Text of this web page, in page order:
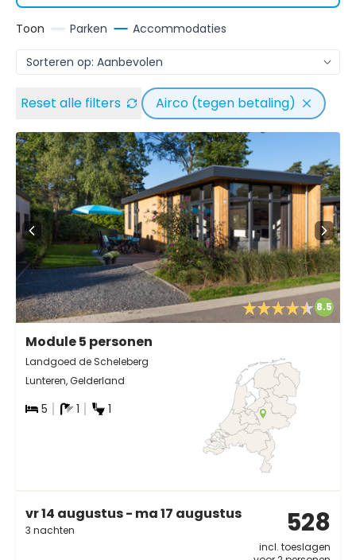
Toon Parken Accommodaties
Reset alle filters Airco (tegen betaling)
8.5
Module 5 personen
Landgoed de Scheleberg
Lunteren, Gelderland
5 1 1
vr 14 augustus - ma 17 augustus
3 nachten 528
incl. toeslagen